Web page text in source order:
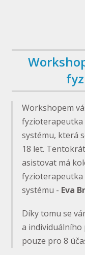
Workshopem
fyzioterapeutka
systému, která
18 let.
asistovat má
fyzioterapeutka
systému - Eva
Díky tomu se
a
pouze pro 8